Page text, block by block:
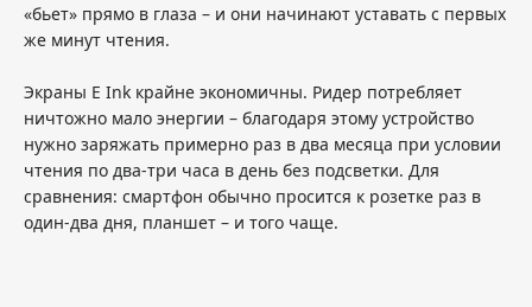
«бьет» прямо в глаза – и они начинают уставать с первых
же минут чтения.
Экраны E Ink крайне экономичны. Ридер потребляет
ничтожно мало энергии – благодаря этому устройство
нужно заряжать примерно раз в два месяца при условии
чтения по два-три часа в день без подсветки. Для
сравнения: смартфон обычно просится к розетке раз в
один-два дня, планшет – и того чаще.